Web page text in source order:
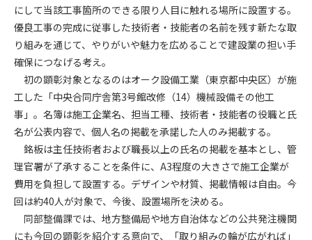
会社概要 お問い合わせ
個人情報保護方針
会員規約
にして当該工事箇所のできる限り人目に触れる場所に設置する。
優良工事の完成に従事した技術者・技能者の名前を残す新たな取
り組みを通じて、やりがいや魅力を広めることで建設業の担い手
確保につなげる考え。
初の顕彰対象となるのはオーク設備工業（東京都中央区）が施
工した「中央合同庁舎第3号館改修（14）機械設備その他工
事」。名簿は施工企業名、担当工種、技術者・技能者の役職と氏
名が公表内容で、個人名の掲載を承諾した人のみ掲載する。
銘板は主任技術者および職長以上の氏名の掲載を基本とし、管
理官署が了承することを条件に、A3程度の大きさで施工企業が
費用を負担して設置する。デザインや材質、掲載情報は自由。今
回は約40人が対象で、今後、設置場所を決める。
同部整備課では、地方整備局や地方自治体などの公共発注機関
にも今回の顕彰を紹介する意向で、「取り組みの輪が広がれば」
第2条（規約の変更）
本規約は、会員の了承を得ることなく、随時変更されることが
あります。変更内容は、建設資料館WEB上に表示した時点で直
ちに全ての会員が了承したものとみなします。
第4条（会員審査および資格の取り消し）
会員とは、本規約を承諾の上、所定の会員申込手続きを完了
後、管理者がこれを承認した者をいいます。
第4条（会員の定義と登録）
1. 管理者は前条により審査の結果、会員申込みをした者が以下
の何れかの項目に該当することがわかった場合、その者の会
員としての権限を承認しないことがあります。
(1) 会員申し込みをした者が実在しなかった場合
(2) 本規約に違反した場合/li>